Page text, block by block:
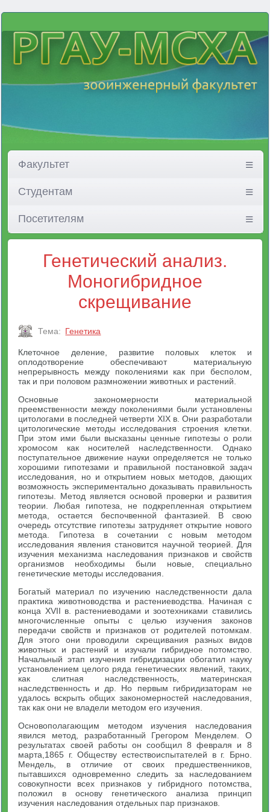
Факультет
Студентам
Посетителям
Генетический анализ.
Моногибридное
скрещивание
Тема: Генетика
Клеточное деление, развитие половых клеток и
оплодотворение обеспечивают материальную
непрерывность между поколениями как при бесполом,
так и при половом размножении животных и растений.
Основные закономерности материальной
преемственности между поколениями были установлены
цитологами в последней четверти XIX в. Они разработали
цитологические методы исследования строения клетки.
При этом ими были высказаны ценные гипотезы о роли
хромосом как носителей наследственности. Однако
поступательное движение науки определяется не только
хорошими гипотезами и правильной постановкой задач
исследования, но и открытием новых методов, дающих
возможность экспериментально доказывать правильность
гипотезы. Метод является основой проверки и развития
теории. Любая гипотеза, не подкрепленная открытием
метода, остается беспочвенной фантазией. В свою
очередь отсутствие гипотезы затрудняет открытие нового
метода. Гипотеза в сочетании с новым методом
исследования явления становится научной теорией. Для
изучения механизма наследования признаков и свойств
организмов необходимы были новые, специально
генетические методы исследования.
Богатый материал по изучению наследственности дала
практика животноводства и растениеводства. Начиная с
конца XVII в. растениеводами и зоотехниками ставились
многочисленные опыты с целью изучения законов
передачи свойств и признаков от родителей потомкам.
Для этого они проводили скрещивания разных видов
животных и растений и изучали гибридное потомство.
Начальный этап изучения гибридизации обогатил науку
установлением целого ряда генетических явлений, таких,
как слитная наследственность, материнская
наследственность и др. Но первым гибридизаторам не
удалось вскрыть общих закономерностей наследования,
так как они не владели методом его изучения.
Основополагающим методом изучения наследования
явился метод, разработанный Грегором Менделем. О
результатах своей работы он сообщил 8 февраля и 8
марта,1865 г. Обществу естествоиспытателей в г. Брно.
Мендель, в отличие от своих предшественников,
пытавшихся одновременно следить за наследованием
совокупности всех признаков у гибридного потомства,
положил в основу генетического анализа принцип
изучения наследования отдельных пар признаков.